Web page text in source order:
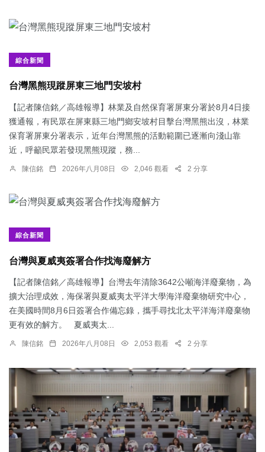
綜合新聞
台灣黑熊現蹤屏東三地門安坡村
【記者陳信銘／高雄報導】林業及自然保育署屏東分署於8月4日接
獲通報，有民眾在屏東縣三地門鄉安坡村目擊台灣黑熊出沒，林業
保育署屏東分署表示，近年台灣黑熊的活動範圍已逐漸向淺山靠
近，呼籲民眾若發現黑熊現蹤，務...
陳信銘 2026年八月08日 2,046 觀看 2 分享
綜合新聞
台灣與夏威夷簽署合作找海廢解方
【記者陳信銘／高雄報導】台灣去年清除3642公噸海洋廢棄物，為
擴大治理成效，海保署與夏威夷太平洋大學海洋廢棄物研究中心，
在美國時間8月6日簽署合作備忘錄，攜手尋找北太平洋海洋廢棄物
更有效的解方。 夏威夷太...
陳信銘 2026年八月08日 2,053 觀看 2 分享